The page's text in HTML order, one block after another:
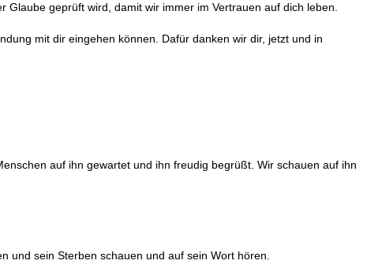
geprüft wird, damit wir immer im Vertrauen auf dich leben.
mit dir eingehen können. Dafür danken wir dir, jetzt und in
auf ihn gewartet und ihn freudig begrüßt. Wir schauen auf ihn
und sein Sterben schauen und auf sein Wort hören.